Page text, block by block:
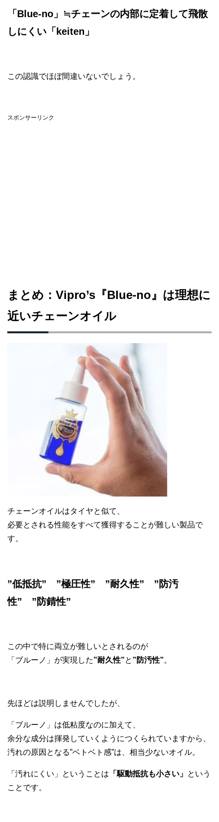
「Blue-no」≒チェーンの内部に定着して飛散
しにくい「keiten」
この認識でほぼ間違いないでしょう。
スポンサーリンク
まとめ：Vipro’s『Blue-no』は理想に
近いチェーンオイル
チェーンオイルはタイヤと似て、
必要とされる性能をすべて獲得することが難しい製品で
す。
”低抵抗” ”極圧性” ”耐久性” ”防汚
性” ”防錆性”
この中で特に両立が難しいとされるのが
「ブルーノ」が実現した”耐久性”と ”防汚性”。
先ほどは説明しませんでしたが、
「ブルーノ」は低粘度なのに加えて、
余分な成分は揮発していくようにつくられていますから、
汚れの原因となる”ベトベト感”は、相当少ないオイル。
「汚れにくい」ということは 「駆動抵抗も小さい」 という
ことです。